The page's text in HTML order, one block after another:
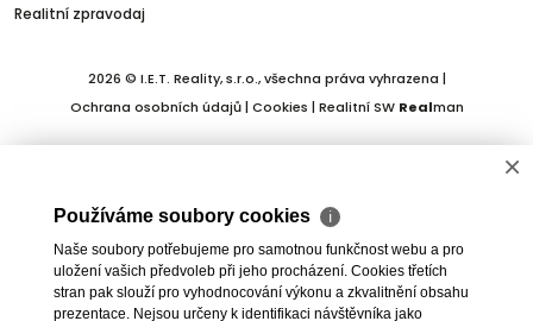
Realitní zpravodaj
2026 © I.E.T. Reality, s.r.o., všechna práva vyhrazena |
Ochrana osobních údajů| Cookies | Realitní SW Realman
×
Používáme soubory cookies ℹ
Naše soubory potřebujeme pro samotnou funkčnost webu a pro
uložení vašich předvoleb při jeho procházení. Cookies třetích
stran pak slouží pro vyhodnocování výkonu a zkvalitnění obsahu
prezentace. Nejsou určeny k identifikaci návštěvníka jako